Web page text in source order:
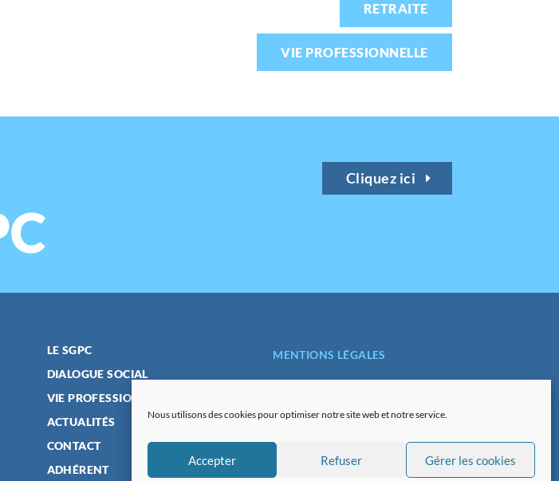
Nous utilisons des cookies pour optimiser notre site web et notre service.
Accepter Refuser Gérer les cookies
RETRAITE
VIE PROFESSIONNELLE
Cliquez ici
LE SGPC
DIALOGUE SOCIAL
VIE PROFESSIONNELLE
ACTUALITÉS
CONTACT
ADHÉRENT
MENTIONS LÉGALES
POLITIQUE DE COOKIES (UE)